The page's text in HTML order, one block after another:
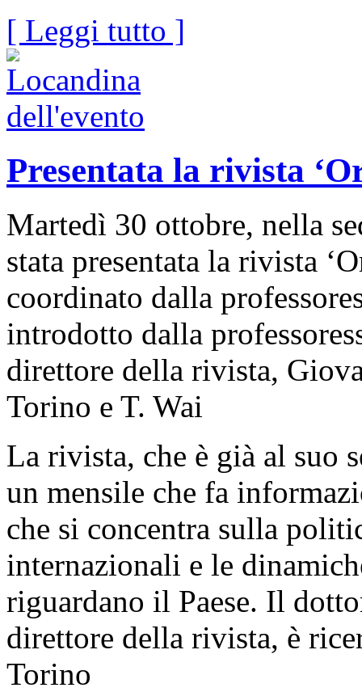
[ Leggi tutto ]
Presentata la rivista
Martedì 30 ottobre, nella
stata presentata la rivista
coordinato dalla
introdotto dalla
direttore della rivista,
Torino e T. Wai
La rivista, che è già al suo
un mensile che fa
che si concentra sulla
internazionali e le
riguardano il Paese. Il
direttore della rivista, è
Torino